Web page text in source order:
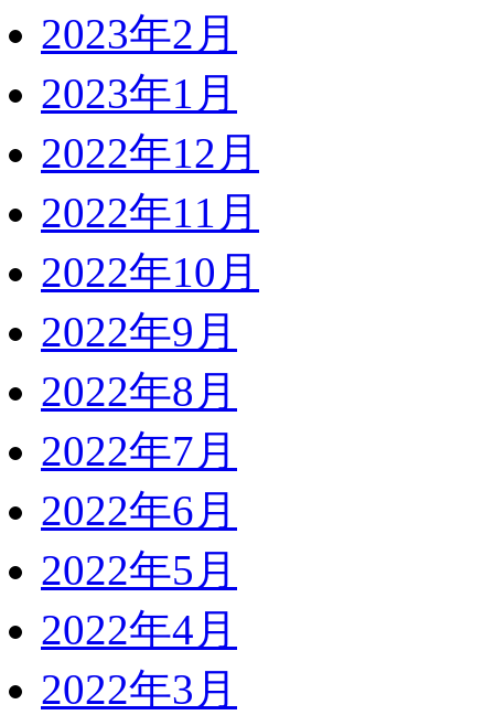
2023年2月
2023年1月
2022年12月
2022年11月
2022年10月
2022年9月
2022年8月
2022年7月
2022年6月
2022年5月
2022年4月
2022年3月